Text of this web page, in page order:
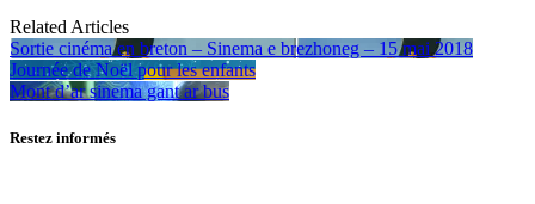
Related Articles
Sortie cinéma en breton – Sinema e brezhoneg – 15 mai 2018
Journée de Noël pour les enfants
Mont d’ar sinema gant ar bus
Restez informés